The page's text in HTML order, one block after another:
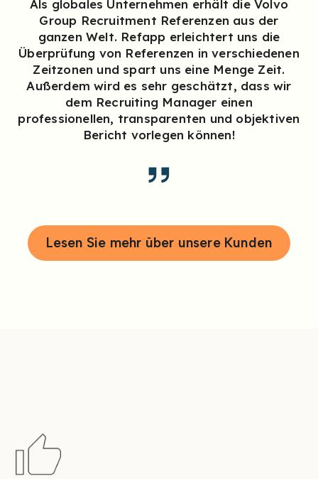
Als globales Unternehmen erhält die Volvo
Group Recruitment Referenzen aus der
ganzen Welt. Refapp erleichtert uns die
Überprüfung von Referenzen in verschiedenen
Zeitzonen und spart uns eine Menge Zeit.
Außerdem wird es sehr geschätzt, dass wir
dem Recruiting Manager einen
professionellen, transparenten und objektiven
Bericht vorlegen können!
Lesen Sie mehr über unsere Kunden